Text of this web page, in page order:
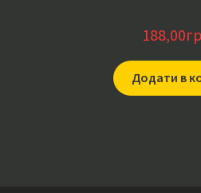
188,00
Додати в